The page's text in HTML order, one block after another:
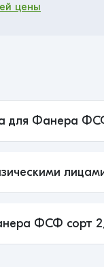
цены
для Фанера
ФСФ сорт